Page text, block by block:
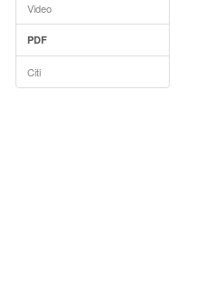
Video
PDF
Citi